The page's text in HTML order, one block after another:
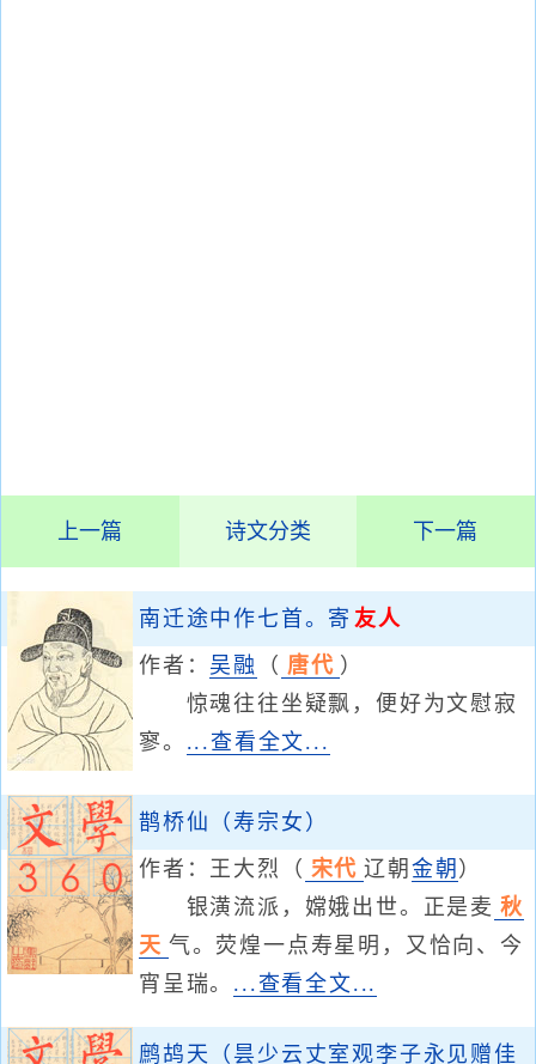
上一篇 诗文分类 下一篇
南迁途中作七首。寄 友人
作者： 吴融 （ 唐代 ）
惊魂往往坐疑飘，便好为文慰寂
寥。 ...查看全文...
鹊桥仙（寿宗女）
作者： 王大烈 （ 宋代 辽朝 金朝 ）
银潢流派，嫦娥出世。正是麦 秋
天 气。荧煌一点寿星明，又恰向、今
宵呈瑞。 ...查看全文...
鹧鸪天（昙少云丈室观李子永见赠佳